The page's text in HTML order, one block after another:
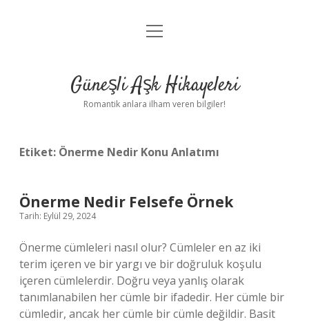
Anasayfa
Yasal Uyarı
menüyü
Güneşli Aşk Hikayeleri
Romantik anlara ilham veren bilgiler!
Etiket: Önerme Nedir Konu Anlatımı
Önerme Nedir Felsefe Örnek
Tarih: Eylül 29, 2024
Önerme cümleleri nasıl olur? Cümleler en az iki
terim içeren ve bir yargı ve bir doğruluk koşulu
içeren cümlelerdir. Doğru veya yanlış olarak
tanımlanabilen her cümle bir ifadedir. Her cümle bir
cümledir, ancak her cümle bir cümle değildir. Basit